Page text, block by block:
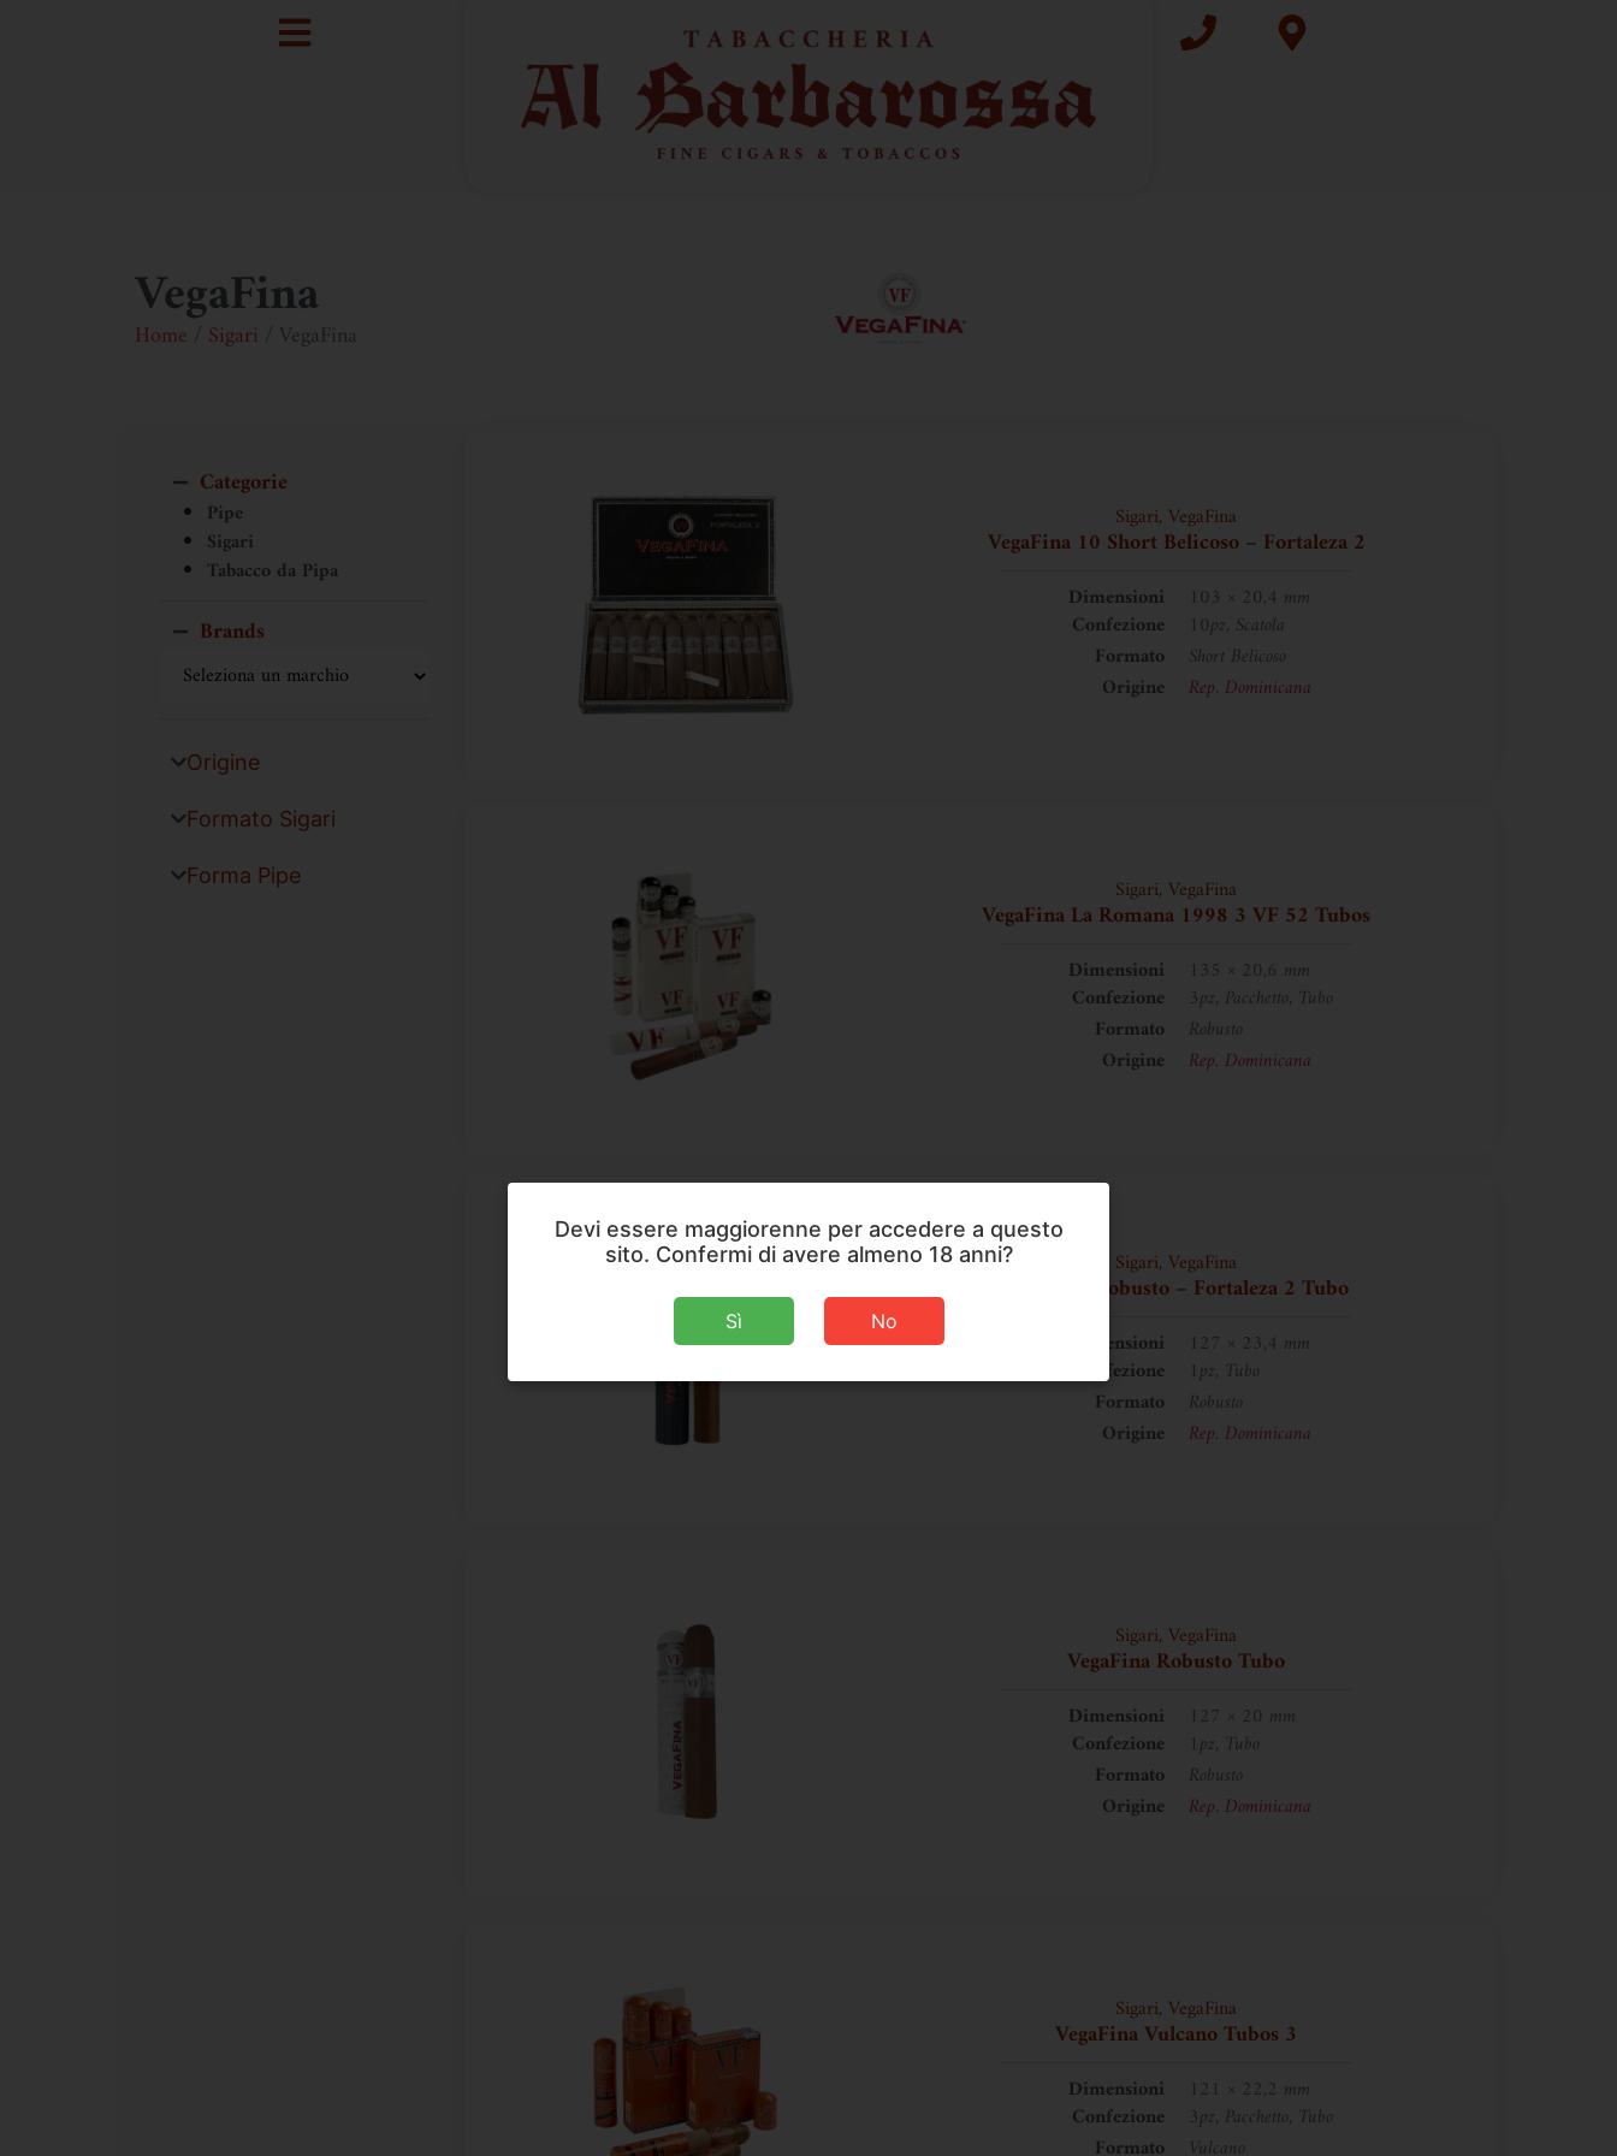
VegaFina
Home Sigari / VegaFina
Categorie
Pipe
Sigari
Tabacco da Pipa
Brands
Origine
Formato Sigari
Forma Pipe
Sigari, VegaFina
VegaFina 10 Short Belicoso – Fortaleza 2
Dimensioni
103 × 20,4 mm
Confezione
10pz, Scatola
Formato
Short Belicoso
Origine
Rep. Dominicana
Sigari, VegaFina
VegaFina La Romana 1998 3 VF 52 Tubos
Dimensioni
135 × 20,6 mm
Confezione
3pz, Pacchetto, Tubo
Formato
Robusto
Origine
Rep. Dominicana
Sigari, VegaFina
VegaFina Robusto – Fortaleza 2 Tubo
Dimensioni
127 × 23,4 mm
Confezione
1pz, Tubo
Formato
Robusto
Origine
Rep. Dominicana
Sigari, VegaFina
VegaFina Robusto Tubo
Dimensioni
127 × 20 mm
Confezione
1pz, Tubo
Formato
Robusto
Origine
Rep. Dominicana
Sigari, VegaFina
VegaFina Vulcano Tubos 3
Dimensioni
121 × 22,2 mm
Confezione
3pz, Pacchetto, Tubo
Formato
Vulcano
Devi essere maggiorenne per accedere a questo
sito. Confermi di avere almeno 18 anni?
Sì No